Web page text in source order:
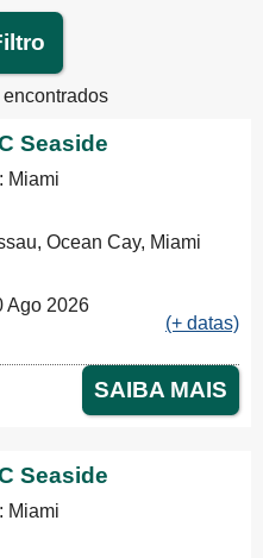
Seaside
Miami
Ocean Cay, Miami
Ago 2026
(+ datas)
SAIBA MAIS
Seaside
Miami